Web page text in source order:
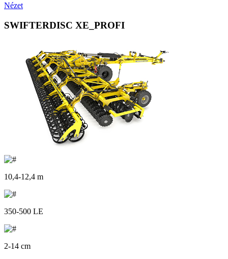
Nézet
SWIFTERDISC XE_PROFI
10,4-12,4 m
350-500 LE
2-14 cm